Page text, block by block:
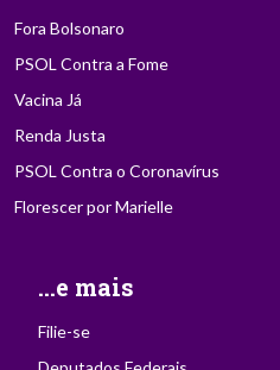
Fora Bolsonaro
PSOL Contra a Fome
Vacina Já
Renda Justa
PSOL Contra o Coronavírus
Florescer por Marielle
...e mais
Filie-se